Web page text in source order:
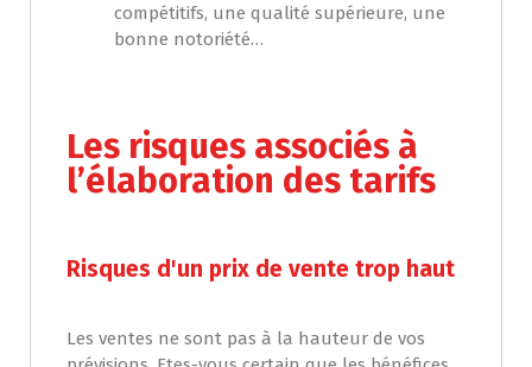
compétitifs, une qualité supérieure, une
bonne notoriété…
Les risques associés à
l’élaboration des tarifs
Risques d'un prix de vente trop haut
Les ventes ne sont pas à la hauteur de vos